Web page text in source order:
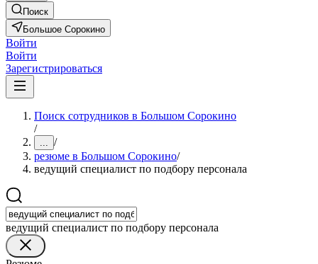
Поиск
Большое Сорокино
Войти
Войти
Зарегистрироваться
Поиск сотрудников в Большом Сорокино
/
... /
резюме в Большом Сорокино/
ведущий специалист по подбору персонала
ведущий специалист по подбору персонала